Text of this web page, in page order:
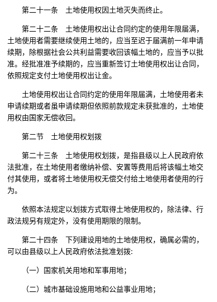
第二十一条 土地使用权因土地灭失而终止。
第二十二条 土地使用权出让合同约定的使用年限届满，
土地使用者需要继续使用土地的，应当至迟于届满前一年申请
续期，除根据社会公共利益需要收回该幅土地的，应当予以批
准。经批准准予续期的，应当重新签订土地使用权出让合同，
依照规定支付土地使用权出让金。
土地使用权出让合同约定的使用年限届满，土地使用者未
申请续期或者虽申请续期但依照前款规定未获批准的，土地使
用权由国家无偿收回。
第二节 土地使用权划拨
第二十三条 土地使用权划拨，是指县级以上人民政府依
法批准，在土地使用者缴纳补偿、安置等费用后将该幅土地交
付其使用，或者将土地使用权无偿交付给土地使用者使用的行
为。
依照本法规定以划拨方式取得土地使用权的，除法律、行
政法规另有规定外，没有使用期限的限制。
第二十四条 下列建设用地的土地使用权，确属必需的，
可以由县级以上人民政府依法批准划拨:
（一）国家机关用地和军事用地；
（二）城市基础设施用地和公益事业用地；